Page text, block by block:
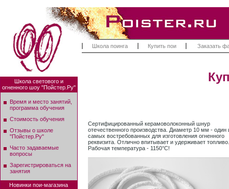
Школа поинга Купить пои Заказать
Сертифицированный керамоволоконный шнур
отечественного производства. Диаметр 10 мм - один
самых востребованных для изготовления огненного
реквизита. Отлично впитывает и удерживает топливо.
Рабочая температура - 1150°С!
Школа светового и
огненного шоу "Пойстер.Ру"
Время и место занятий,
программа обучения
Стоимость обучения
Отзывы о школе
"Пойстер.Ру"
Часто задаваемые
вопросы
Зарегистрироваться на
занятия
Новинки пои-магазина